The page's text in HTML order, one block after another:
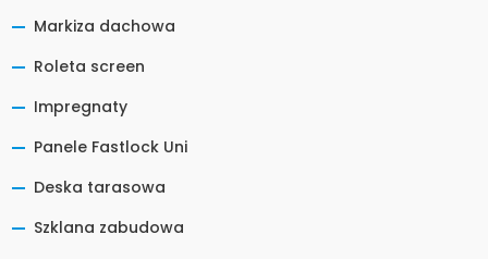
Markiza dachowa
Roleta screen
Impregnaty
Panele Fastlock Uni
Deska tarasowa
Szklana zabudowa